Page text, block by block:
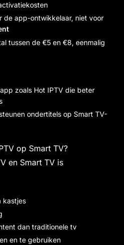
de app-ontwikkelaar, niet voor
tussen de €5 en €8, eenmalig
zoals Hot IPTV die beter
ondertitels op Smart TV-
op Smart TV?
en Smart TV is
kastjes
dan traditionele tv
en te gebruiken